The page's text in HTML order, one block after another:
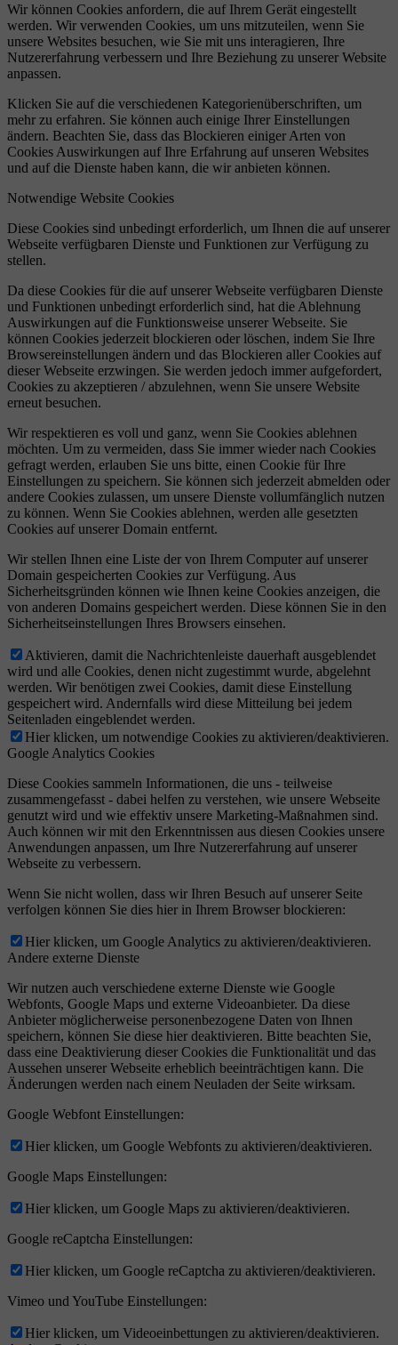
Wir können Cookies anfordern, die auf Ihrem Gerät eingestellt
werden. Wir verwenden Cookies, um uns mitzuteilen, wenn Sie
unsere Websites besuchen, wie Sie mit uns interagieren, Ihre
Nutzererfahrung verbessern und Ihre Beziehung zu unserer Website
anpassen.
Klicken Sie auf die verschiedenen Kategorienüberschriften, um
mehr zu erfahren. Sie können auch einige Ihrer Einstellungen
ändern. Beachten Sie, dass das Blockieren einiger Arten von
Cookies Auswirkungen auf Ihre Erfahrung auf unseren Websites
und auf die Dienste haben kann, die wir anbieten können.
Notwendige Website Cookies
Diese Cookies sind unbedingt erforderlich, um Ihnen die auf unserer
Webseite verfügbaren Dienste und Funktionen zur Verfügung zu
stellen.
Da diese Cookies für die auf unserer Webseite verfügbaren Dienste
und Funktionen unbedingt erforderlich sind, hat die Ablehnung
Auswirkungen auf die Funktionsweise unserer Webseite. Sie
können Cookies jederzeit blockieren oder löschen, indem Sie Ihre
Browsereinstellungen ändern und das Blockieren aller Cookies auf
dieser Webseite erzwingen. Sie werden jedoch immer aufgefordert,
Cookies zu akzeptieren / abzulehnen, wenn Sie unsere Website
erneut besuchen.
Wir respektieren es voll und ganz, wenn Sie Cookies ablehnen
möchten. Um zu vermeiden, dass Sie immer wieder nach Cookies
gefragt werden, erlauben Sie uns bitte, einen Cookie für Ihre
Einstellungen zu speichern. Sie können sich jederzeit abmelden oder
andere Cookies zulassen, um unsere Dienste vollumfänglich nutzen
zu können. Wenn Sie Cookies ablehnen, werden alle gesetzten
Cookies auf unserer Domain entfernt.
Wir stellen Ihnen eine Liste der von Ihrem Computer auf unserer
Domain gespeicherten Cookies zur Verfügung. Aus
Sicherheitsgründen können wie Ihnen keine Cookies anzeigen, die
von anderen Domains gespeichert werden. Diese können Sie in den
Sicherheitseinstellungen Ihres Browsers einsehen.
Aktivieren, damit die Nachrichtenleiste dauerhaft ausgeblendet
wird und alle Cookies, denen nicht zugestimmt wurde, abgelehnt
werden. Wir benötigen zwei Cookies, damit diese Einstellung
gespeichert wird. Andernfalls wird diese Mitteilung bei jedem
Seitenladen eingeblendet werden.
Hier klicken, um notwendige Cookies zu aktivieren/deaktivieren.
Google Analytics Cookies
Diese Cookies sammeln Informationen, die uns - teilweise
zusammengefasst - dabei helfen zu verstehen, wie unsere Webseite
genutzt wird und wie effektiv unsere Marketing-Maßnahmen sind.
Auch können wir mit den Erkenntnissen aus diesen Cookies unsere
Anwendungen anpassen, um Ihre Nutzererfahrung auf unserer
Webseite zu verbessern.
Wenn Sie nicht wollen, dass wir Ihren Besuch auf unserer Seite
verfolgen können Sie dies hier in Ihrem Browser blockieren:
Hier klicken, um Google Analytics zu aktivieren/deaktivieren.
Andere externe Dienste
Wir nutzen auch verschiedene externe Dienste wie Google
Webfonts, Google Maps und externe Videoanbieter. Da diese
Anbieter möglicherweise personenbezogene Daten von Ihnen
speichern, können Sie diese hier deaktivieren. Bitte beachten Sie,
dass eine Deaktivierung dieser Cookies die Funktionalität und das
Aussehen unserer Webseite erheblich beeinträchtigen kann. Die
Änderungen werden nach einem Neuladen der Seite wirksam.
Google Webfont Einstellungen:
Hier klicken, um Google Webfonts zu aktivieren/deaktivieren.
Google Maps Einstellungen:
Hier klicken, um Google Maps zu aktivieren/deaktivieren.
Google reCaptcha Einstellungen:
Hier klicken, um Google reCaptcha zu aktivieren/deaktivieren.
Vimeo und YouTube Einstellungen:
Hier klicken, um Videoeinbettungen zu aktivieren/deaktivieren.